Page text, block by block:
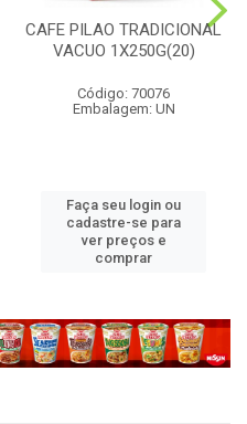
CAFE PILAO TRADICIONAL
VACUO 1X250G(20)
Código: 70076
Embalagem: UN
Faça seu login ou
cadastre-se para
ver preços e
comprar